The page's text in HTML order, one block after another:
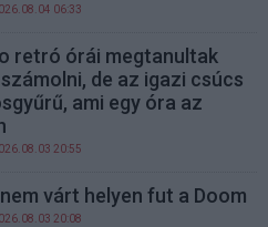
06:33
retró órái megtanultak
de az igazi csúcs
ami egy óra az
20:55
várt helyen fut a Doom
20:08